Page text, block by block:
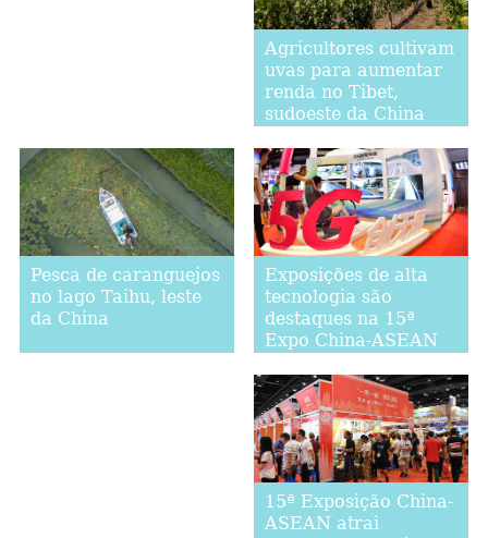
Agricultores cultivam
uvas para aumentar
renda no Tibet,
sudoeste da China
Pesca de caranguejos
no lago Taihu, leste
da China
Exposições de alta
tecnologia são
destaques na 15ª
Expo China-ASEAN
15ª Exposição China-
ASEAN atrai